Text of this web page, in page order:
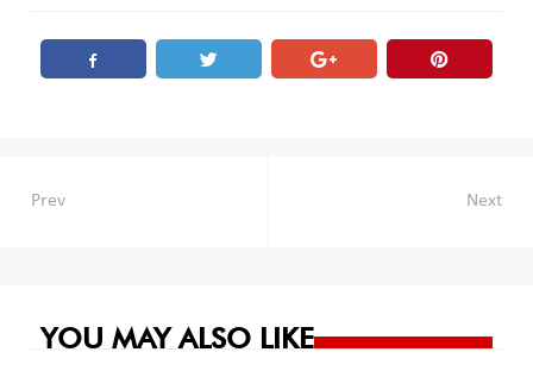
Navegación
Prev Next
YOU MAY ALSO LIKE